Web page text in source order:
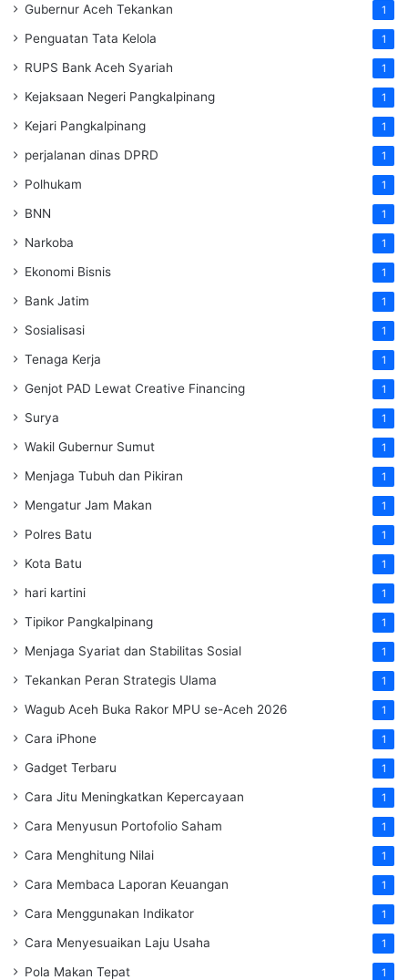
Gubernur Aceh Tekankan 1
Penguatan Tata Kelola 1
RUPS Bank Aceh Syariah 1
Kejaksaan Negeri Pangkalpinang 1
Kejari Pangkalpinang 1
perjalanan dinas DPRD 1
Polhukam 1
BNN 1
Narkoba 1
Ekonomi Bisnis 1
Bank Jatim 1
Sosialisasi 1
Tenaga Kerja 1
Genjot PAD Lewat Creative Financing 1
Surya 1
Wakil Gubernur Sumut 1
Menjaga Tubuh dan Pikiran 1
Mengatur Jam Makan 1
Polres Batu 1
Kota Batu 1
hari kartini 1
Tipikor Pangkalpinang 1
Menjaga Syariat dan Stabilitas Sosial 1
Tekankan Peran Strategis Ulama 1
Wagub Aceh Buka Rakor MPU se-Aceh 2026 1
Cara iPhone 1
Gadget Terbaru 1
Cara Jitu Meningkatkan Kepercayaan 1
Cara Menyusun Portofolio Saham 1
Cara Menghitung Nilai 1
Cara Membaca Laporan Keuangan 1
Cara Menggunakan Indikator 1
Cara Menyesuaikan Laju Usaha 1
Pola Makan Tepat 1